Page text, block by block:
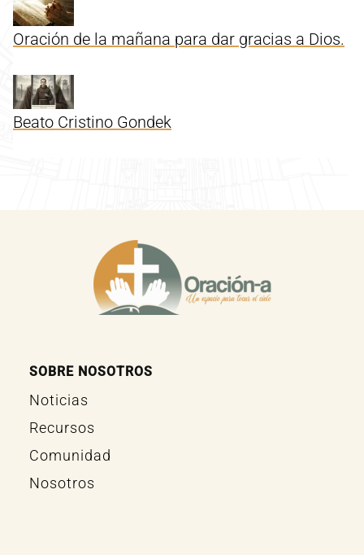
Oración de la mañana para dar gracias a Dios.
Beato Cristino Gondek
SOBRE NOSOTROS
Noticias
Recursos
Comunidad
Nosotros